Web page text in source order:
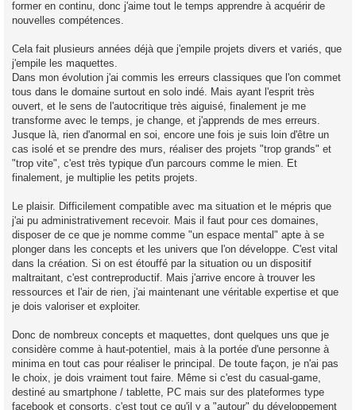
former en continu, donc j'aime tout le temps apprendre à acquérir de
nouvelles compétences.
Cela fait plusieurs années déjà que j'empile projets divers et variés, que
j'empile les maquettes.
Dans mon évolution j'ai commis les erreurs classiques que l'on commet
tous dans le domaine surtout en solo indé. Mais ayant l'esprit très
ouvert, et le sens de l'autocritique très aiguisé, finalement je me
transforme avec le temps, je change, et j'apprends de mes erreurs.
Jusque là, rien d'anormal en soi, encore une fois je suis loin d'être un
cas isolé et se prendre des murs, réaliser des projets "trop grands" et
"trop vite", c'est très typique d'un parcours comme le mien. Et
finalement, je multiplie les petits projets.
Le plaisir. Difficilement compatible avec ma situation et le mépris que
j'ai pu administrativement recevoir. Mais il faut pour ces domaines,
disposer de ce que je nomme comme "un espace mental" apte à se
plonger dans les concepts et les univers que l'on développe. C'est vital
dans la création. Si on est étouffé par la situation ou un dispositif
maltraitant, c'est contreproductif. Mais j'arrive encore à trouver les
ressources et l'air de rien, j'ai maintenant une véritable expertise et que
je dois valoriser et exploiter.
Donc de nombreux concepts et maquettes, dont quelques uns que je
considère comme à haut-potentiel, mais à la portée d'une personne à
minima en tout cas pour réaliser le principal. De toute façon, je n'ai pas
le choix, je dois vraiment tout faire. Même si c'est du casual-game,
destiné au smartphone / tablette, PC mais sur des plateformes type
facebook et consorts, c'est tout ce qu'il y a "autour" du développement